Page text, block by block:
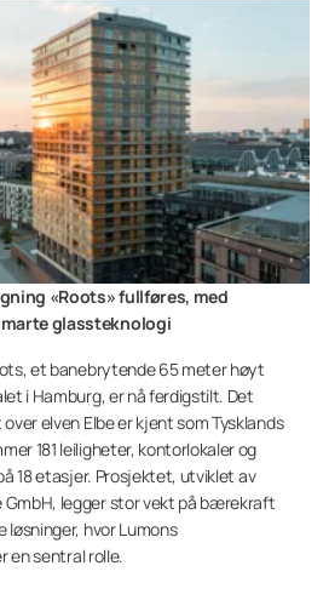
«Roots» fullføres, med
glassteknologi
, et banebrytende 65 meter høyt
i Hamburg, er nå ferdigstilt. Det
elven Elbe er kjent som Tysklands
181 leiligheter, kontorlokaler og
18 etasjer. Prosjektet, utviklet av
GmbH, legger stor vekt på bærekraft
løsninger, hvor Lumons
en sentral rolle.